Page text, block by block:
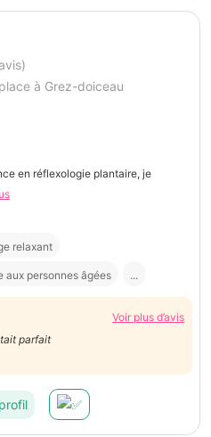
à Grez-doiceau
en réflexologie plantaire, je
relaxant
aux personnes âgées ...
Voir plus d’avis
Le soin était parfait